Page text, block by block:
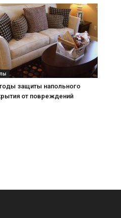
защиты напольного
от повреждений